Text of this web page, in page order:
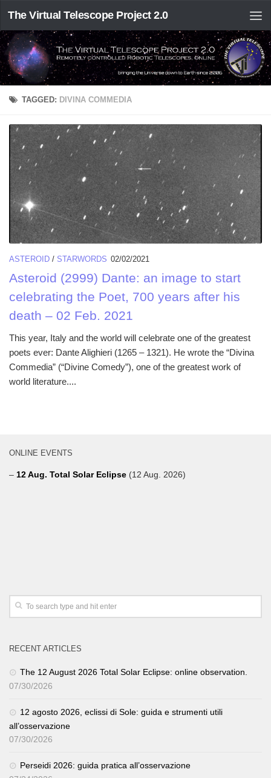
The Virtual Telescope Project 2.0
TAGGED: DIVINA COMMEDIA
ASTEROID / STARWORDS 02/02/2021
Asteroid (2999) Dante: an image to start
celebrating the Poet, 700 years after his
death – 02 Feb. 2021
This year, Italy and the world will celebrate one of the greatest
poets ever: Dante Alighieri (1265 – 1321). He wrote the “Divina
Commedia” (“Divine Comedy”), one of the greatest work of
world literature....
ONLINE EVENTS
– 12 Aug. Total Solar Eclipse (12 Aug. 2026)
RECENT ARTICLES
The 12 August 2026 Total Solar Eclipse: online observation.
07/30/2026
12 agosto 2026, eclissi di Sole: guida e strumenti utili
all’osservazione
07/30/2026
Perseidi 2026: guida pratica all’osservazione